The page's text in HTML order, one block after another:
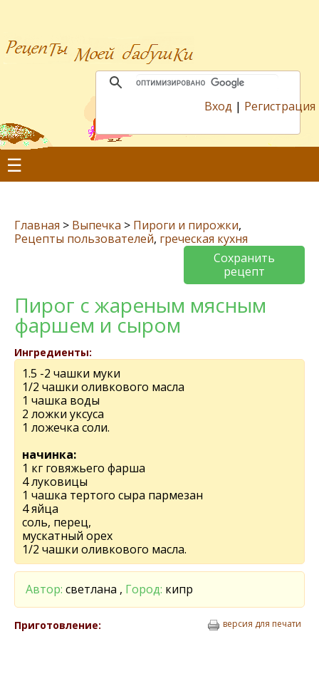
Вход | Регистрация
☰
Главная > Выпечка > Пироги и пирожки,
Рецепты пользователей, греческая кухня
Сохранить
рецепт
Пирог с жареным мясным
фаршем и сыром
Ингредиенты:
1.5 -2 чашки муки
1/2 чашки оливкового масла
1 чашка воды
2 ложки уксуса
1 ложечка соли.
начинка:
1 кг говяжьего фарша
4 луковицы
1 чашка тертого сыра пармезан
4 яйца
соль, перец,
мускатный орех
1/2 чашки оливкового масла.
Автор: светлана , Город: кипр
Приготовление: версия для печати